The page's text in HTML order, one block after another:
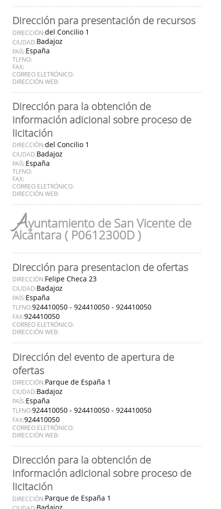
Dirección para presentación de recursos
DIRECCIÓN:del Concilio 1
CIUDAD:Badajoz
PAÍS:España
TLFNO:
FAX:
CORREO ELETRÓNICO:
DIRECCIÓN WEB:
Dirección para la obtención de
información adicional sobre proceso de
licitación
DIRECCIÓN:del Concilio 1
CIUDAD:Badajoz
PAÍS:España
TLFNO:
FAX:
CORREO ELETRÓNICO:
DIRECCIÓN WEB:
Ayuntamiento de San Vicente de
Alcántara ( P0612300D )
Dirección para presentacion de ofertas
DIRECCIÓN:Felipe Checa 23
CIUDAD:Badajoz
PAÍS:España
TLFNO:924410050 - 924410050 - 924410050
FAX:924410050
CORREO ELETRÓNICO:
DIRECCIÓN WEB:
Dirección del evento de apertura de
ofertas
DIRECCIÓN:Parque de España 1
CIUDAD:Badajoz
PAÍS:España
TLFNO:924410050 - 924410050 - 924410050
FAX:924410050
CORREO ELETRÓNICO:
DIRECCIÓN WEB:
Dirección para la obtención de
información adicional sobre proceso de
licitación
DIRECCIÓN:Parque de España 1